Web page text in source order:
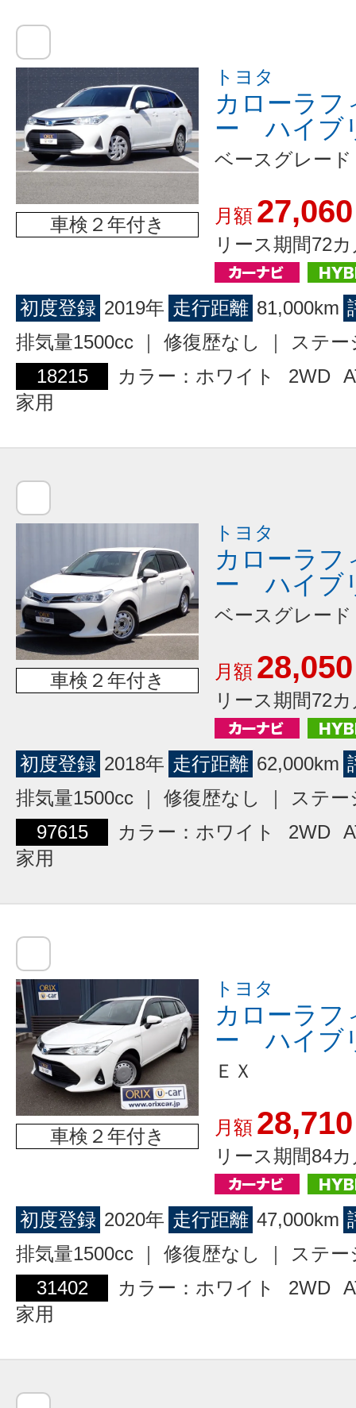
車検２年付き
トヨタ
カローラフ
ー ハイブ
ベースグレード
月額 27,060
リース期間72
初度登録 2019年 走行距離 81,000km
排気量1500cc ｜ 修復歴なし ｜ ステ
18215
カラー：ホワイト 2WD
家用
車検２年付き
トヨタ
カローラフ
ー ハイブ
ベースグレード
月額 28,050
リース期間72
初度登録 2018年 走行距離 62,000km
排気量1500cc ｜ 修復歴なし ｜ ステ
97615
カラー：ホワイト 2WD
家用
車検２年付き
トヨタ
カローラフ
ー ハイブ
ＥＸ
月額 28,710
リース期間84
初度登録 2020年 走行距離 47,000km
排気量1500cc ｜ 修復歴なし ｜ ステ
31402
カラー：ホワイト 2WD
家用